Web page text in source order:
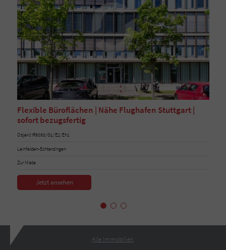
Flexible Büroflächen | Nähe Flughafen Stuttgart |
sofort bezugsfertig
Objekt IR5058/G1/E2/Eh1
Leinfelden-Echterdingen
Zur Miete
Jetzt ansehen
Alle Immobilien